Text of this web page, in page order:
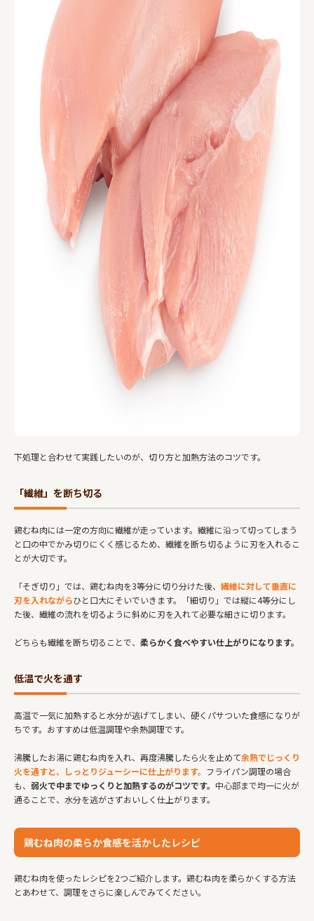
下処理と合わせて実践したいのが、切り方と加熱方法のコツです。
「繊維」を断ち切る
鶏むね肉には一定の方向に繊維が走っています。繊維に沿って切ってしまう
と口の中でかみ切りにくく感じるため、繊維を断ち切るように刃を入れるこ
とが大切です。
「そぎ切り」では、鶏むね肉を3等分に切り分けた後、 繊維に対して垂直に
刃を入れながらひと口大にそいでいきます。「細切り」では縦に4等分にし
た後、繊維の流れを切るように斜めに刃を入れて必要な細さに切ります。
どちらも繊維を断ち切ることで、 柔らかく食べやすい仕上がりになります。
低温で火を通す
高温で一気に加熱すると水分が逃げてしまい、硬くパサついた食感になりが
ちです。おすすめは低温調理や余熱調理です。
沸騰したお湯に鶏むね肉を入れ、再度沸騰したら火を止めて余熱でじっくり
火を通すと、しっとりジューシーに仕上がります。 フライパン調理の場合
も、 弱火で中までゆっくりと加熱するのがコツです。 中心部まで均一に火が
通ることで、水分を逃がさずおいしく仕上がります。
鶏むね肉の柔らか食感を活かしたレシピ
鶏むね肉を使ったレシピを2つご紹介します。鶏むね肉を柔らかくする方法
とあわせて、調理をさらに楽しんでみてください。